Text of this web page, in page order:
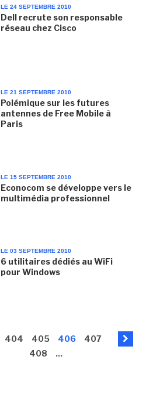
LE 24 SEPTEMBRE 2010
Dell recrute son responsable
réseau chez Cisco
LE 21 SEPTEMBRE 2010
Polémique sur les futures
antennes de Free Mobile à
Paris
LE 15 SEPTEMBRE 2010
Econocom se développe vers le
multimédia professionnel
LE 03 SEPTEMBRE 2010
6 utilitaires dédiés au WiFi
pour Windows
404 405 406
407
408
...